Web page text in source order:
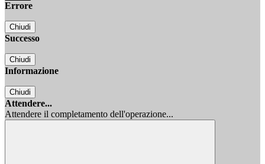
Errore
Chiudi
Successo
Chiudi
Informazione
Chiudi
Attendere...
Attendere il completamento dell'operazione...